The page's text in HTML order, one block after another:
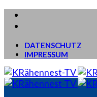
DATENSCHUTZ
IMPRESSUM